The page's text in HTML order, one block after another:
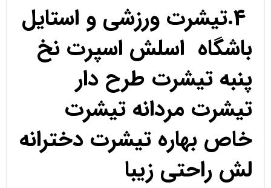
4.تیشرت ورزشی و استایل
باشگاه اسلش اسپرت نخ
پنبه تیشرت طرح دار
تیشرت مردانه تیشرت
خاص بهاره تیشرت دخترانه
لش راحتی زیبا